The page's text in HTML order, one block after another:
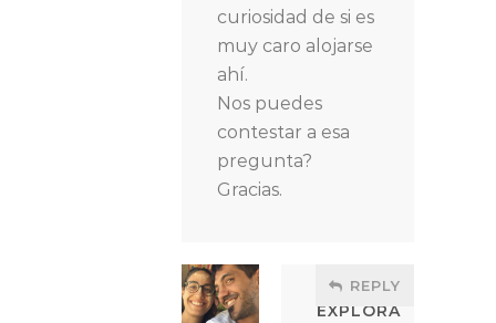
curiosidad de si es
muy caro alojarse
ahí.
Nos puedes
contestar a esa
pregunta?
Gracias.
EXPLORA
REPLY